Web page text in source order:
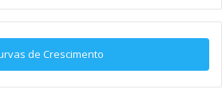
de Crescimento